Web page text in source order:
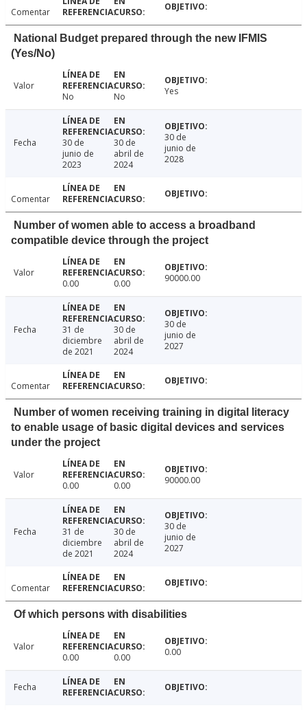
Comentar
National Budget prepared through the new IFMIS
(Yes/No)
Valor
No
No Yes
Fecha
30 de
junio de
2023
30 de
abril de
2024
30 de
junio de
2028
Comentar
Number of women able to access a broadband
compatible device through the project
Valor
0.00
0.00 90000.00
Fecha
31 de
diciembre
de 2021
30 de
abril de
2024
30 de
junio de
2027
Comentar
Number of women receiving training in digital literacy
to enable usage of basic digital devices and services
under the project
Valor
0.00
0.00 90000.00
Fecha
31 de
diciembre
de 2021
30 de
abril de
2024
30 de
junio de
2027
Comentar
Of which persons with disabilities
Valor
0.00
0.00 0.00
Fecha